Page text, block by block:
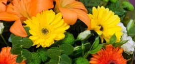
CARRITO / VISTA RAPIDA